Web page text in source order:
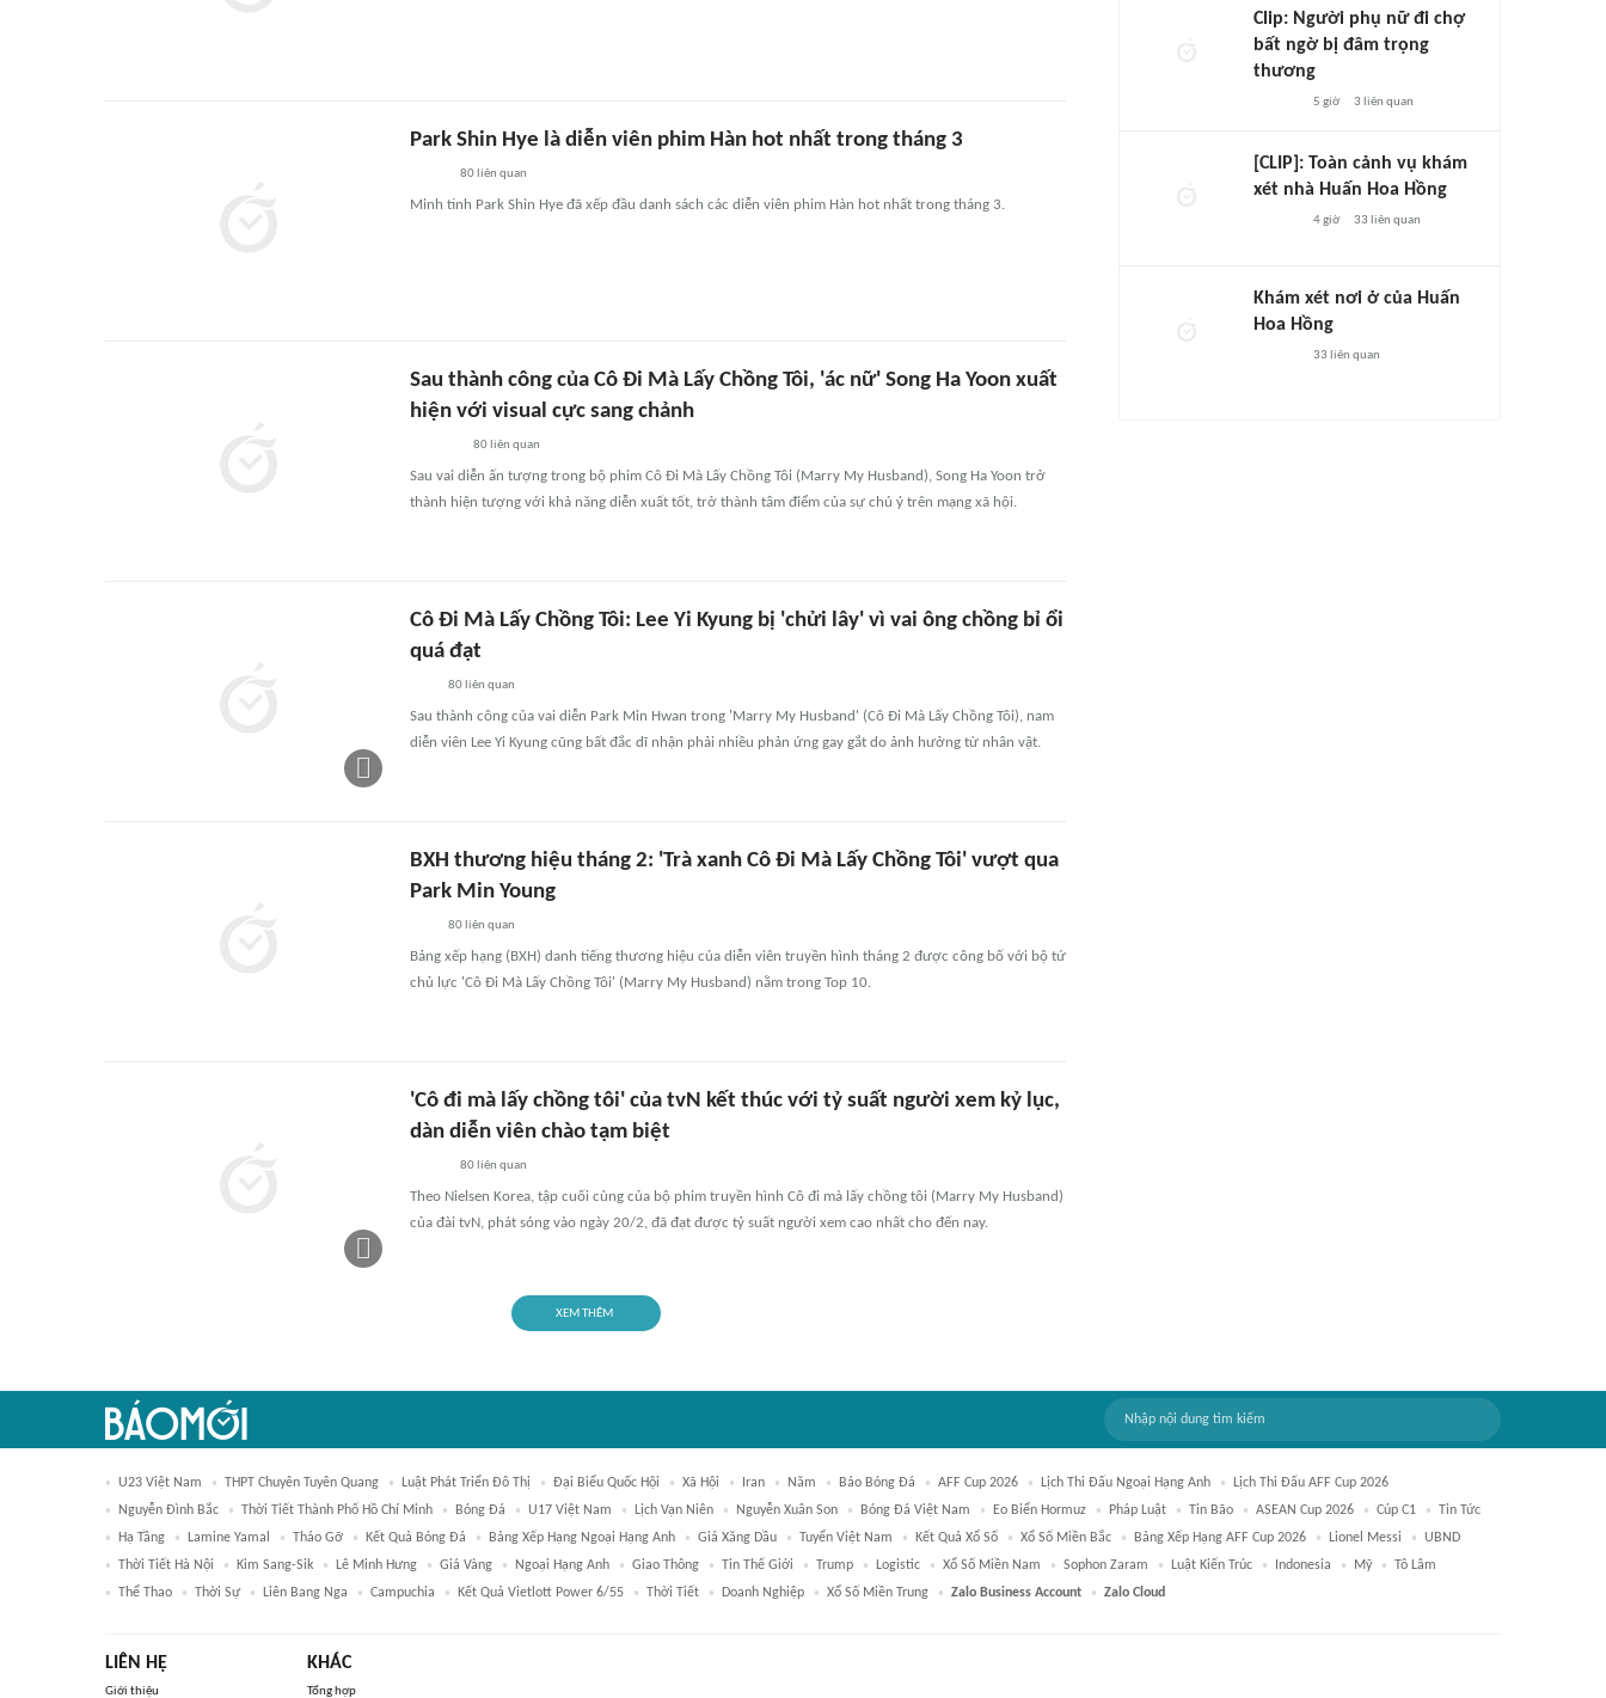
Park Shin Hye là diễn viên phim Hàn hot nhất trong tháng 3
80 liên quan
Minh tinh Park Shin Hye đã xếp đầu danh sách các diễn viên phim Hàn hot nhất trong tháng 3.
Sau thành công của Cô Đi Mà Lấy Chồng Tôi, 'ác nữ' Song Ha Yoon xuất
hiện với visual cực sang chảnh
80liên quan
Sau vai diễn ấn tượng trong bộ phim Cô Đi Mà Lấy Chồng Tôi (Marry My Husband), Song Ha Yoon trở
thành hiện tượng với khả năng diễn xuất tốt, trở thành tâm điểm của sự chú ý trên mạng xã hội.
Cô Đi Mà Lấy Chồng Tôi: Lee Yi Kyung bị 'chửi lây' vì vai ông chồng bỉ ổi
quá đạt
80 liên quan
Sau thành công của vai diễn Park Min Hwan trong 'Marry My Husband' (Cô Đi Mà Lấy Chồng Tôi), nam
diễn viên Lee Yi Kyung cũng bất đắc dĩ nhận phải nhiều phản ứng gay gắt do ảnh hưởng từ nhân vật.
BXH thương hiệu tháng 2: 'Trà xanh Cô Đi Mà Lấy Chồng Tôi' vượt qua
Park Min Young
80 liên quan
Bảng xếp hạng (BXH) danh tiếng thương hiệu của diễn viên truyền hình tháng 2 được công bố với bộ tứ
chủ lực 'Cô Đi Mà Lấy Chồng Tôi' (Marry My Husband) nằm trong Top 10.
'Cô đi mà lấy chồng tôi' của tvN kết thúc với tỷ suất người xem kỷ lục,
dàn diễn viên chào tạm biệt
80 liên quan
Theo Nielsen Korea, tập cuối cùng của bộ phim truyền hình Cô đi mà lấy chồng tôi (Marry My Husband)
của đài tvN, phát sóng vào ngày 20/2, đã đạt được tỷ suất người xem cao nhất cho đến nay.
XEM THÊM
Clip: Người phụ nữ đi chợ
bất ngờ bị đâm trọng
thương
5 giờ 3 liên quan
[CLIP]: Toàn cảnh vụ khám
xét nhà Huấn Hoa Hồng
4 giờ 33 liên quan
Khám xét nơi ở của Huấn
Hoa Hồng
33 liên quan
U23 Việt Nam THPT Chuyên Tuyên Quang Luật Phát Triển Đô Thị Đại Biểu Quốc Hội Xã Hội Iran Năm Báo Bóng Đá AFF Cup 2026 Lịch Thi Đấu Ngoại Hạng Anh
Lịch Thi Đấu AFF Cup 2026
Nguyễn Đình Bắc
Thời Tiết Thành Phố Hồ Chí Minh Bóng Đá U17 Việt Nam Lịch Vạn Niên Nguyễn Xuân Son Bóng Đá Việt Nam Eo Biển Hormuz Pháp Luật Tin Bão ASEAN Cup 2026 Cúp C1
Tin Tức
Hạ Tầng
Lamine Yamal Tháo Gỡ Kết Quả Bóng Đá Bảng Xếp Hạng Ngoại Hạng Anh Giá Xăng Dầu Tuyển Việt Nam Kết Quả Xổ Số Xổ Số Miền Bắc Bảng Xếp Hạng AFF Cup 2026 Lionel Messi
UBND
Thời Tiết Hà Nội
Kim Sang-Sik Lê Minh Hưng Giá Vàng Ngoại Hạng Anh Giao Thông Tin Thế Giới Trump Logistic Xổ Số Miền Nam Sophon Zaram Luật Kiến Trúc Indonesia Mỹ
Tô Lâm
Thể Thao
Thời Sự Liên Bang Nga Campuchia Kết Quả Vietlott Power 6/55 Thời Tiết Doanh Nghiệp Xổ Số Miền Trung Zalo Business Account Zalo Cloud
LIÊN HỆ
Giới thiệu
KHÁC
Tổng hợp